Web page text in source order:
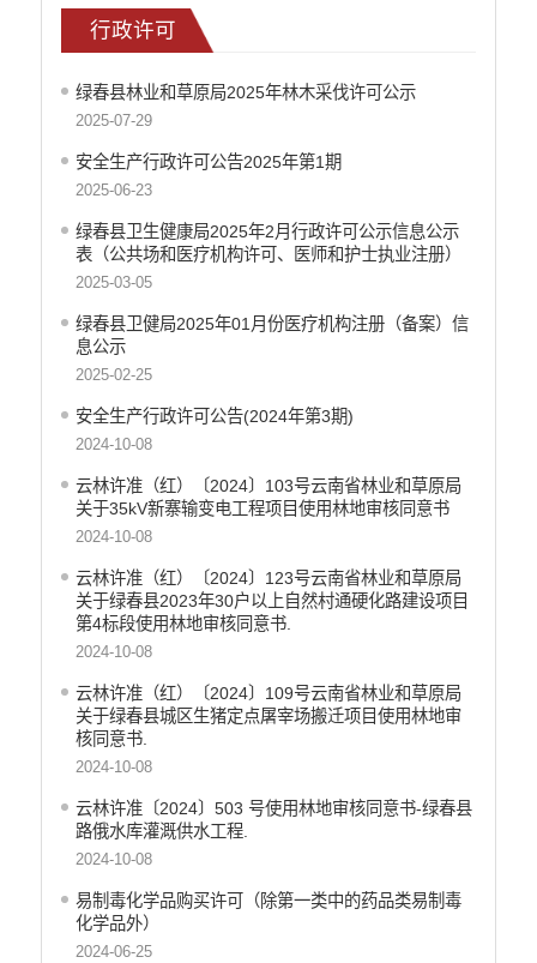
重大决策预公开
财政资金直达基层
涉农补贴
稳岗就业
乡村振兴
社会救助
养老服务
生态环境
食品药品监督
产品质量
公共文化服务
义务教育
医疗卫生
统计信息
行政许可
绿春县林业和草原局2025年林木采伐许可公示
2025-07-29
安全生产行政许可公告2025年第1期
2025-06-23
绿春县卫生健康局2025年2月行政许可公示信息公示
表（公共场和医疗机构许可、医师和护士执业注册）
2025-03-05
绿春县卫健局2025年01月份医疗机构注册（备案）信
息公示
2025-02-25
安全生产行政许可公告(2024年第3期)
2024-10-08
云林许准（红）〔2024〕103号云南省林业和草原局
关于35kV新寨输变电工程项目使用林地审核同意书
2024-10-08
云林许准（红）〔2024〕123号云南省林业和草原局
关于绿春县2023年30户以上自然村通硬化路建设项目
第4标段使用林地审核同意书.
2024-10-08
云林许准（红）〔2024〕109号云南省林业和草原局
关于绿春县城区生猪定点屠宰场搬迁项目使用林地审
核同意书.
2024-10-08
云林许准〔2024〕503 号使用林地审核同意书-绿春县
路俄水库灌溉供水工程.
2024-10-08
易制毒化学品购买许可（除第一类中的药品类易制毒
化学品外）
2024-06-25